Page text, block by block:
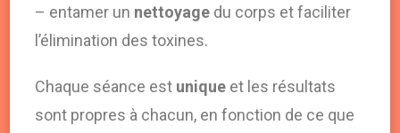
– entamer un nettoyage du corps et faciliter
l’élimination des toxines.
Chaque séance est unique et les résultats
sont propres à chacun, en fonction de ce que